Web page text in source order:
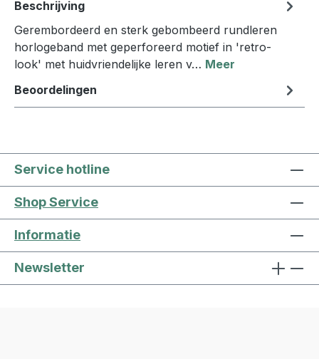
Beschrijving
Gerembordeerd en sterk gebombeerd rundleren
horlogeband met geperforeerd motief in 'retro-
look' met huidvriendelijke leren v… Meer
Beoordelingen
Service hotline
Shop Service
Informatie
Newsletter